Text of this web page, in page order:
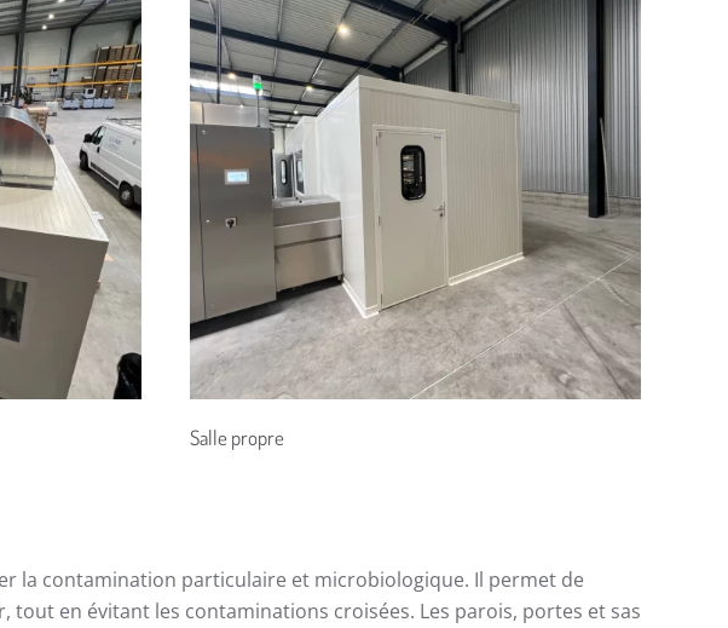
Salle propre
la contamination particulaire et microbiologique. Il permet de
tout en évitant les contaminations croisées. Les parois, portes et sas